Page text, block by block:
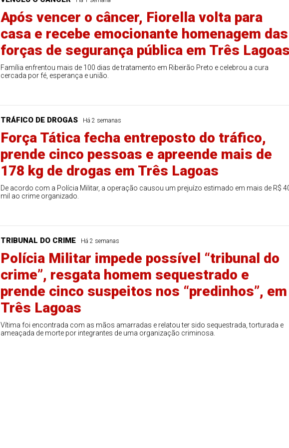
Após vencer o câncer, Fiorella volta para
casa e recebe emocionante homenagem das
forças de segurança pública em Três
Família enfrentou mais de 100 dias de tratamento em Ribeirão Preto e celebrou a cura
cercada por fé, esperança e união.
TRÁFICO DE DROGAS Há 2 semanas
Força Tática fecha entreposto do tráfico,
prende cinco pessoas e apreende mais de
178 kg de drogas em Três Lagoas
De acordo com a Polícia Militar, a operação causou um prejuízo estimado em mais de R$
mil ao crime organizado.
TRIBUNAL DO CRIME Há 2 semanas
Polícia Militar impede possível “tribunal do
crime”, resgata homem sequestrado e
prende cinco suspeitos nos “predinhos”, em
Três Lagoas
Vítima foi encontrada com as mãos amarradas e relatou ter sido sequestrada, torturada e
ameaçada de morte por integrantes de uma organização criminosa.
65 69 78 88 91
Ver detalhes